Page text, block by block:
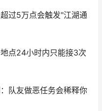
过5万点会触发"江湖通
点24小时内只能接3次
：队友做恶任务会稀释你